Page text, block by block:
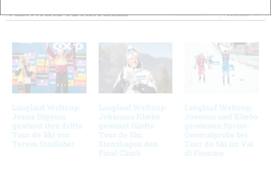
VERWANDTE ARTIKEL
Langlauf Weltcup:
Jessie Diggins
gewinnt ihre dritte
Tour de Ski vor
Teresa Stadlober
Langlauf Weltcup:
Johannes Klæbo
gewinnt fünfte
Tour de Ski,
Stenshagen den
Final Climb
Langlauf Weltcup:
Joensuu und Klæbo
gewinnen Sprint-
Generalprobe bei
Tour de Ski im Val
di Fiemme
Zurück Weiter